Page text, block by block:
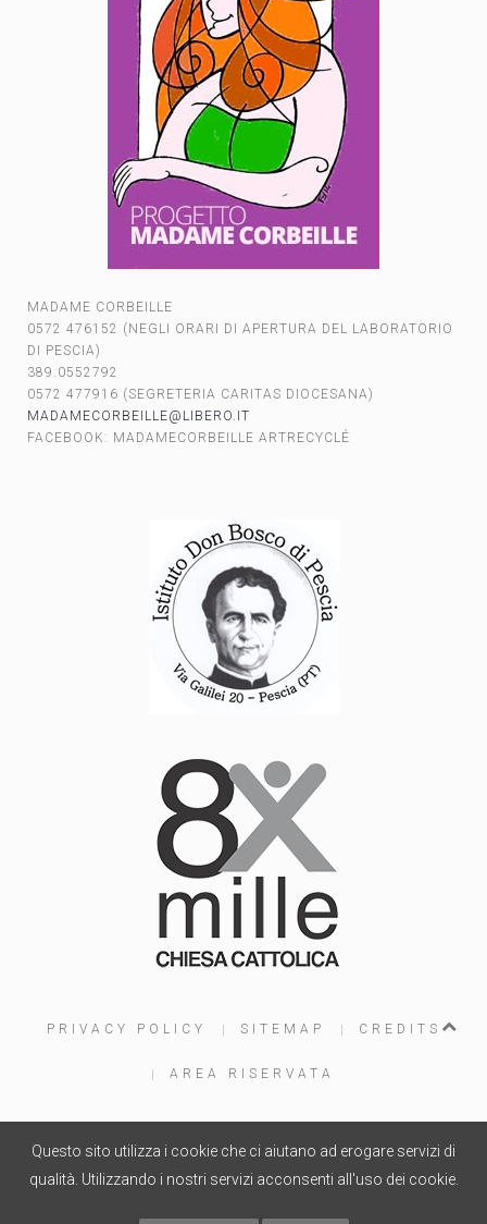
Questo sito utilizza i cookie che ci aiutano ad erogare servizi di
qualità. Utilizzando i nostri servizi acconsenti all'uso dei cookie.
MADAME CORBEILLE
0572 476152 (NEGLI ORARI DI APERTURA DEL LABORATORIO
DI PESCIA)
389.0552792
0572 477916 (SEGRETERIA CARITAS DIOCESANA)
MADAMECORBEILLE@LIBERO.IT
FACEBOOK: MADAMECORBEILLE ARTRECYCLÉ
PRIVACY POLICY SITEMAP CREDITS
AREA RISERVATA
PROGETTO WEB WOOLA.IT - COPYRIGHT © 2015